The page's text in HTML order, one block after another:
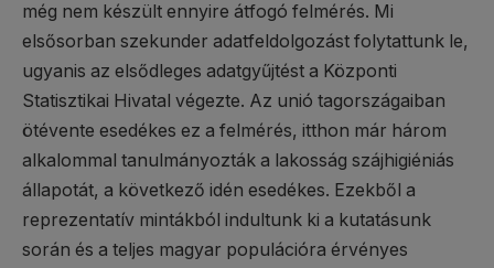
még nem készült ennyire átfogó felmérés. Mi
elsősorban szekunder adatfeldolgozást folytattunk le,
ugyanis az elsődleges adatgyűjtést a Központi
Statisztikai Hivatal végezte. Az unió tagországaiban
ötévente esedékes ez a felmérés, itthon már három
alkalommal tanulmányozták a lakosság szájhigiéniás
állapotát, a következő idén esedékes. Ezekből a
reprezentatív mintákból indultunk ki a kutatásunk
során és a teljes magyar populációra érvényes